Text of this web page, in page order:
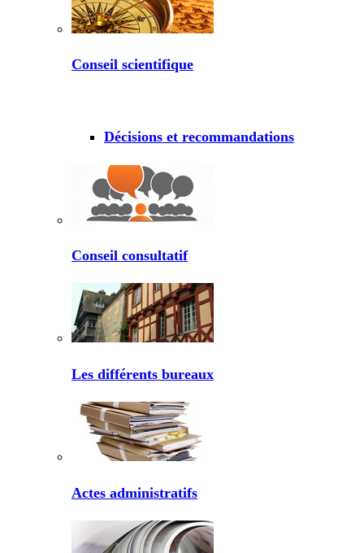
Conseil scientifique
Décisions et recommandations
Conseil consultatif
Les différents bureaux
Actes administratifs